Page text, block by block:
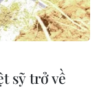
sỹ trở về